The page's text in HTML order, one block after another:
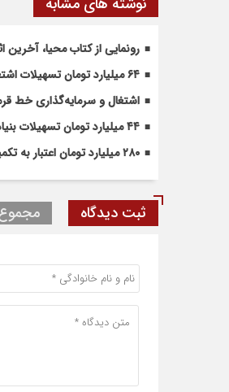
رونمایی از کتاب محیا،
۶۴ میلیارد تومان تسهیلات اشتغالزایی به مددجویان کمیته امداد شهرضا پرداخت شد
اشتغال و سرمایه‌گذاری خط
۴۴ میلیارد تومان تسهیلات بنیاد برکت به آسیب دیدگان جنگ در شهرضا اختصاص یافت
۲۸۰ میلیارد تومان اعتبار به تکمیل میدان بسیج شهرضا اختصاص یافت
ثبت دیدگاه مجموع